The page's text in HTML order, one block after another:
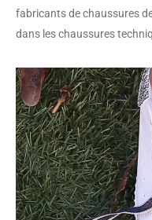
fabricants de chaussures
dans les chaussures